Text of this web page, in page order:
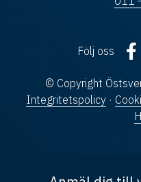
Följ oss
© Copyright
Integritetspolicy ·